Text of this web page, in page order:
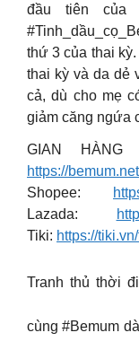
đầu tiên của
thứ 3 của thai
thai kỳ và da dẻ
cả, dù cho mẹ
giảm căng ngứa
GIAN
https://bemum.net
Shopee:
Lazada:
Tiki: https://
Tranh thủ thời
cùng #Bemum